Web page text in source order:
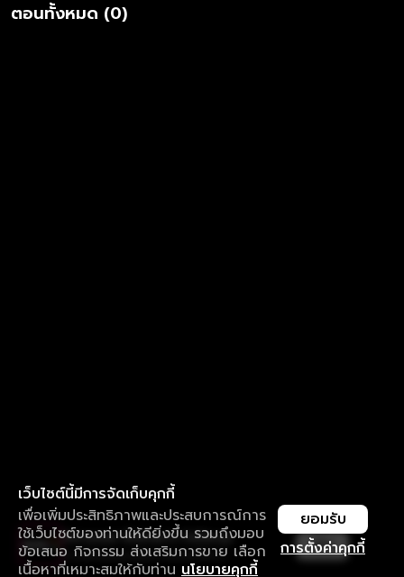
ตอนทั้งหมด (0)
เว็บไซต์นี้มีการจัดเก็บคุกกี้
เพื่อเพิ่มประสิทธิภาพและประสบการณ์การ
ใช้เว็บไซต์ของท่านให้ดียิ่งขึ้น รวมถึงมอบ
ข้อเสนอ กิจกรรม ส่งเสริมการขาย เลือก
เนื้อหาที่เหมาะสมให้กับท่าน นโยบายคุกกี้
การตั้งค่าคุกกี้
ยอมรับ
ใช้งานแอป ลื่นไหลกว่า ไม่มีสะดุด
ดาวน์โหลดแอปเพื่อการรับชมที่ดีกว่า เปิด